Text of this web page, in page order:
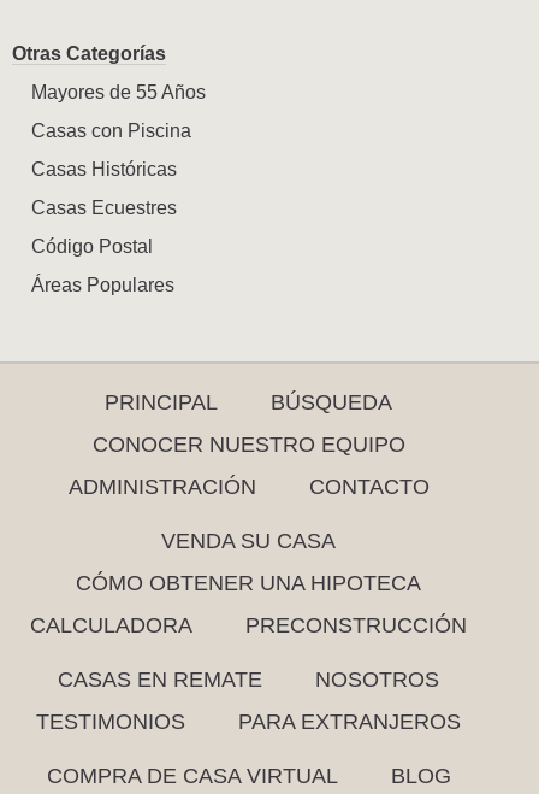
Otras Categorías
Mayores de 55 Años
Casas con Piscina
Casas Históricas
Casas Ecuestres
Código Postal
Áreas Populares
PRINCIPAL
BÚSQUEDA
CONOCER NUESTRO EQUIPO
ADMINISTRACIÓN
CONTACTO
VENDA SU CASA
CÓMO OBTENER UNA HIPOTECA
CALCULADORA
PRECONSTRUCCIÓN
CASAS EN REMATE
NOSOTROS
TESTIMONIOS
PARA EXTRANJEROS
COMPRA DE CASA VIRTUAL BLOG